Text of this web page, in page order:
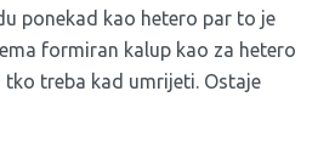
ponekad kao hetero par to je
formiran kalup kao za hetero
tko treba kad umrijeti. Ostaje